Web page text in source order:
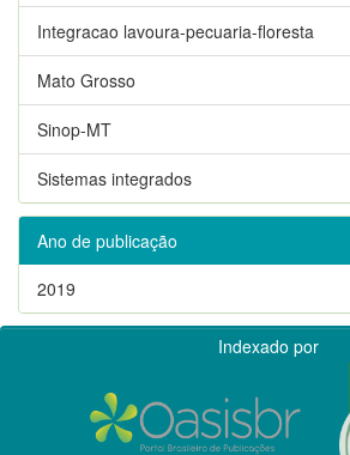
Integracao lavoura-pecuaria-floresta
Mato Grosso
Sinop-MT
Sistemas integrados
Ano de publicação
2019
Indexado por